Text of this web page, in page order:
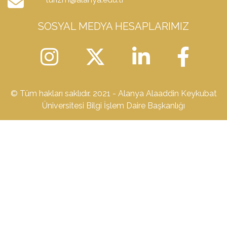
SOSYAL MEDYA HESAPLARIMIZ
© Tüm hakları saklıdır. 2021 - Alanya Alaaddin Keykubat
Üniversitesi Bilgi İşlem Daire Başkanlığı